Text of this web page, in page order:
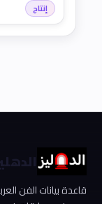
إنتاج
قاعدة بيانات الفن